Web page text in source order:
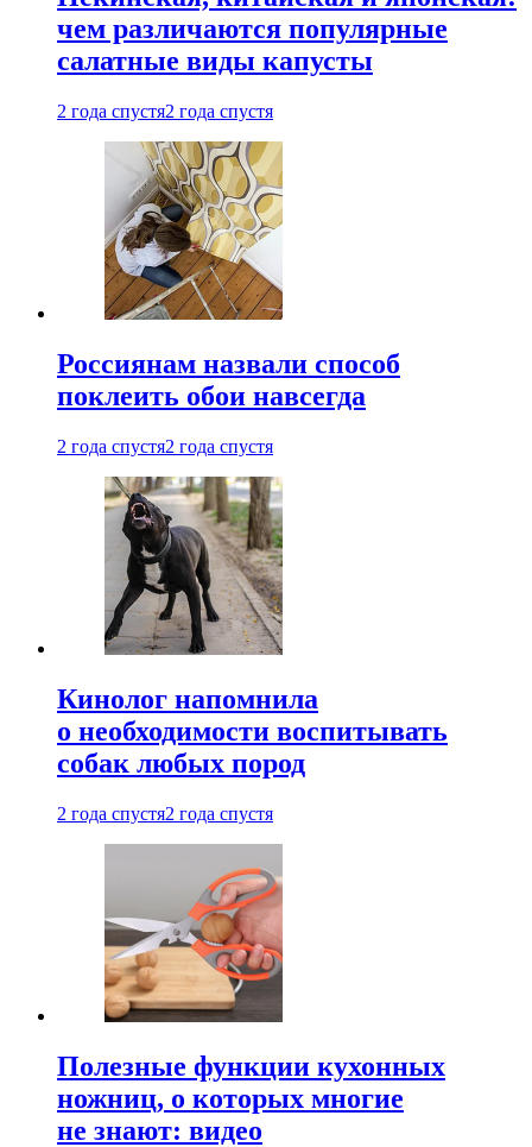
чем различаются популярные
салатные виды капусты
2 года спустя2 года спустя
Россиянам назвали способ
поклеить обои навсегда
2 года спустя2 года спустя
Кинолог напомнила
о необходимости воспитывать
собак любых пород
2 года спустя2 года спустя
Полезные функции кухонных
ножниц, о которых многие
не знают: видео